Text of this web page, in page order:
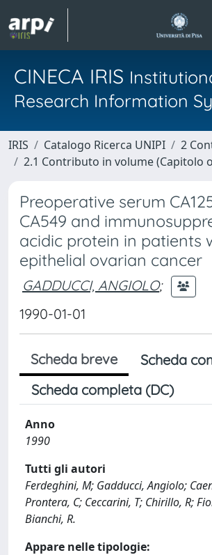
CINECA IRIS
Research Information
IRIS Catalogo Ricerca UNIPI
2
2.1 Contributo in volume (Capitolo
Preoperative serum
CA549 and
acidic protein in patients
epithelial ovarian cancer
GADDUCCI, ANGIOLO;
1990-01-01
Scheda breve
Scheda
Scheda completa (DC)
Anno
1990
Tutti gli autori
Ferdeghini, M; Gadducci, Angiolo;
Prontera, C; Ceccarini, T; Chirillo, R;
Bianchi, R.
Appare nelle tipologie: